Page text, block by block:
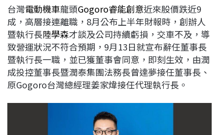
b
o
o
k
a
d
s
e
d
I
n
L
i
n
k
台灣電動機車龍頭Gogoro睿能創意近來股價跌近9
成，高層接連離職，8月公布上半年財報時，創辦人
暨執行長陸學森才談及公司持續虧損，交車不及，導
致營運狀況不符合預期，9月13日就宣布辭任董事長
暨執行長一職，並已獲董事會同意，即刻生效，由潤
成投控董事長暨潤泰集團法務長曾達夢接任董事長、
原Gogoro台灣總經理姜家煒接任代理執行長。